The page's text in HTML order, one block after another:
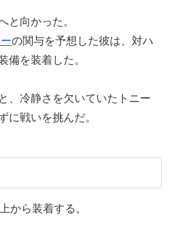
と向かった。
の関与を予想した彼は、対ハ
備を装着した。
、冷静さを欠いていたトニー
に戦いを挑んだ。
から装着する。